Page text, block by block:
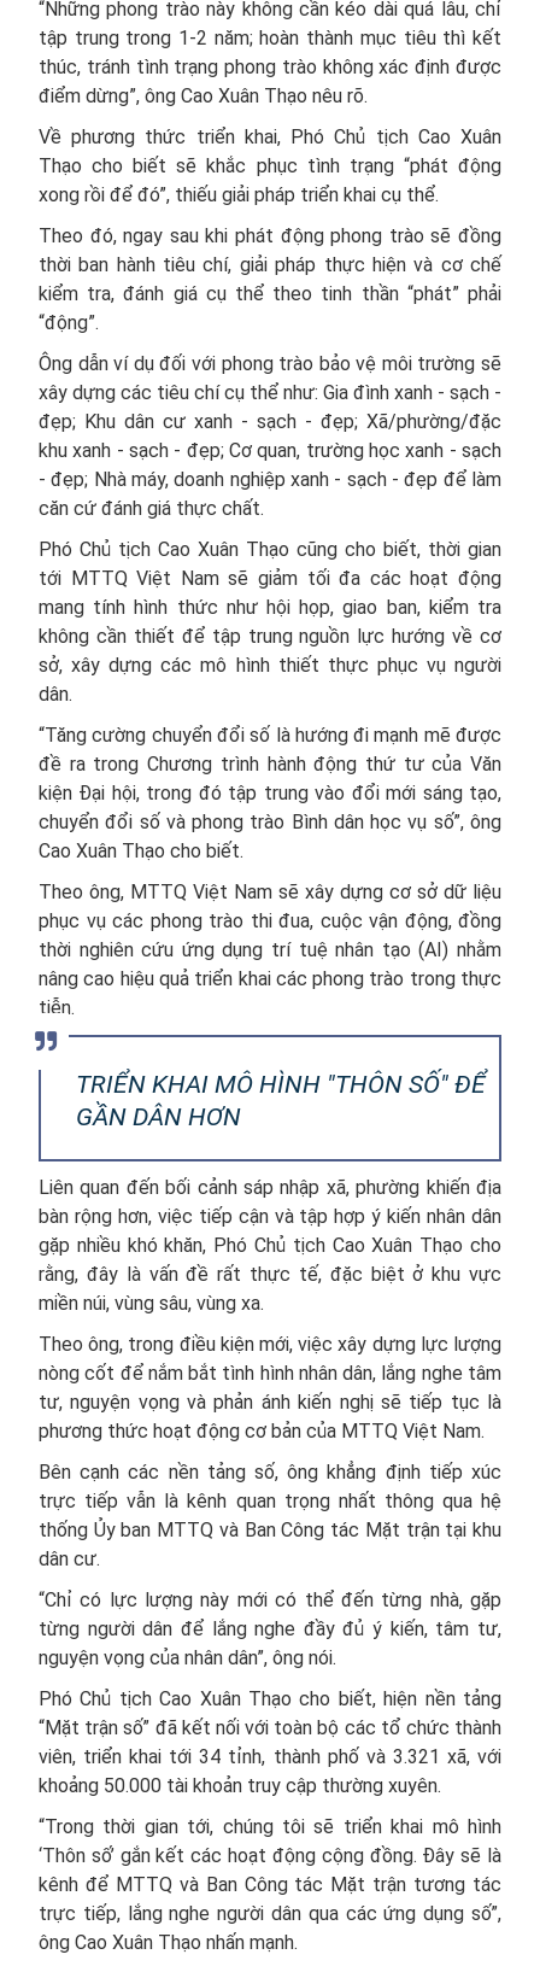
“Những phong trào này không cần kéo dài quá lâu, chỉ
tập trung trong 1-2 năm; hoàn thành mục tiêu thì kết
thúc, tránh tình trạng phong trào không xác định được
điểm dừng”, ông Cao Xuân Thạo nêu rõ.
Về phương thức triển khai, Phó Chủ tịch Cao Xuân
Thạo cho biết sẽ khắc phục tình trạng “phát động
xong rồi để đó”, thiếu giải pháp triển khai cụ thể.
Theo đó, ngay sau khi phát động phong trào sẽ đồng
thời ban hành tiêu chí, giải pháp thực hiện và cơ chế
kiểm tra, đánh giá cụ thể theo tinh thần “phát” phải
“động”.
Ông dẫn ví dụ đối với phong trào bảo vệ môi trường sẽ
xây dựng các tiêu chí cụ thể như: Gia đình xanh - sạch -
đẹp; Khu dân cư xanh - sạch - đẹp; Xã/phường/đặc
khu xanh - sạch - đẹp; Cơ quan, trường học xanh - sạch
- đẹp; Nhà máy, doanh nghiệp xanh - sạch - đẹp để làm
căn cứ đánh giá thực chất.
Phó Chủ tịch Cao Xuân Thạo cũng cho biết, thời gian
tới MTTQ Việt Nam sẽ giảm tối đa các hoạt động
mang tính hình thức như hội họp, giao ban, kiểm tra
không cần thiết để tập trung nguồn lực hướng về cơ
sở, xây dựng các mô hình thiết thực phục vụ người
dân.
“Tăng cường chuyển đổi số là hướng đi mạnh mẽ được
đề ra trong Chương trình hành động thứ tư của Văn
kiện Đại hội, trong đó tập trung vào đổi mới sáng tạo,
chuyển đổi số và phong trào Bình dân học vụ số”, ông
Cao Xuân Thạo cho biết.
Theo ông, MTTQ Việt Nam sẽ xây dựng cơ sở dữ liệu
phục vụ các phong trào thi đua, cuộc vận động, đồng
thời nghiên cứu ứng dụng trí tuệ nhân tạo (AI) nhằm
nâng cao hiệu quả triển khai các phong trào trong thực
tiễn.
TRIỂN KHAI MÔ HÌNH "THÔN SỐ" ĐỂ
GẦN DÂN HƠN
Liên quan đến bối cảnh sáp nhập xã, phường khiến địa
bàn rộng hơn, việc tiếp cận và tập hợp ý kiến nhân dân
gặp nhiều khó khăn, Phó Chủ tịch Cao Xuân Thạo cho
rằng, đây là vấn đề rất thực tế, đặc biệt ở khu vực
miền núi, vùng sâu, vùng xa.
Theo ông, trong điều kiện mới, việc xây dựng lực lượng
nòng cốt để nắm bắt tình hình nhân dân, lắng nghe tâm
tư, nguyện vọng và phản ánh kiến nghị sẽ tiếp tục là
phương thức hoạt động cơ bản của MTTQ Việt Nam.
Bên cạnh các nền tảng số, ông khẳng định tiếp xúc
trực tiếp vẫn là kênh quan trọng nhất thông qua hệ
thống Ủy ban MTTQ và Ban Công tác Mặt trận tại khu
dân cư.
“Chỉ có lực lượng này mới có thể đến từng nhà, gặp
từng người dân để lắng nghe đầy đủ ý kiến, tâm tư,
nguyện vọng của nhân dân”, ông nói.
Phó Chủ tịch Cao Xuân Thạo cho biết, hiện nền tảng
“Mặt trận số” đã kết nối với toàn bộ các tổ chức thành
viên, triển khai tới 34 tỉnh, thành phố và 3.321 xã, với
khoảng 50.000 tài khoản truy cập thường xuyên.
“Trong thời gian tới, chúng tôi sẽ triển khai mô hình
‘Thôn số’ gắn kết các hoạt động cộng đồng. Đây sẽ là
kênh để MTTQ và Ban Công tác Mặt trận tương tác
trực tiếp, lắng nghe người dân qua các ứng dụng số”,
ông Cao Xuân Thạo nhấn mạnh.